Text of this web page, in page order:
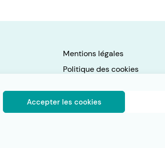
Accepter les cookies
Mentions légales
Politique des cookies
Accessibilité : non conforme